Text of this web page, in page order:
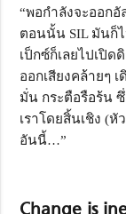
“พอกำลังจะออก
ตอนนั้น SIL มันก็ไ
เป็กซ์ก็เลยไปเปิ
ออกเสียงคล้ายๆ
มั่น กระตือรือร้น
เราโดยสิ้นเชิง (หั
อันนี้…”